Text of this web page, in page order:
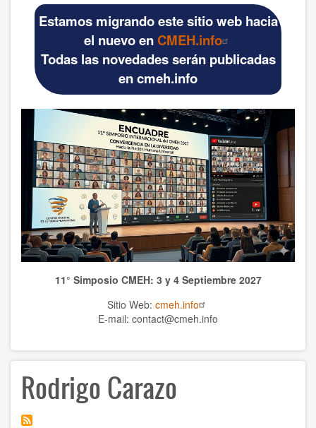
principal
INICIO
DOCUMENTOS BÁSICOS
Official materials
WCHS
TEMAS
Anthrolopogy
Natural sciences
Sciences
Culture
Estamos migrando este sitio web hacia
el nuevo en CMEH.info
Todas las novedades serán publicadas
en cmeh.info
11° Simposio CMEH: 3 y 4 Septiembre 2027
Sitio Web: cmeh.info
E-mail: contact@cmeh.info
Rodrigo Carazo